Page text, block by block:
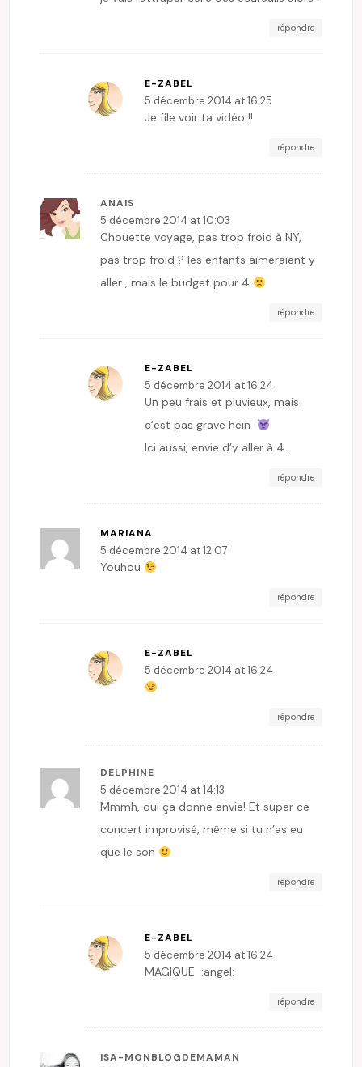
répondre
E-ZABEL
5 décembre 2014 at 16:25
Je file voir ta vidéo !!
répondre
ANAIS
5 décembre 2014 at 10:03
Chouette voyage, pas trop froid à NY,
pas trop froid ? les enfants aimeraient y
aller , mais le budget pour 4
répondre
E-ZABEL
5 décembre 2014 at 16:24
Un peu frais et pluvieux, mais
c’est pas grave hein
Ici aussi, envie d’y aller à 4…
répondre
MARIANA
5 décembre 2014 at 12:07
Youhou
répondre
E-ZABEL
5 décembre 2014 at 16:24
répondre
DELPHINE
5 décembre 2014 at 14:13
Mmmh, oui ça donne envie! Et super ce
concert improvisé, même si tu n’as eu
que le son
répondre
E-ZABEL
5 décembre 2014 at 16:24
MAGIQUE :angel:
répondre
ISA-MONBLOGDEMAMAN